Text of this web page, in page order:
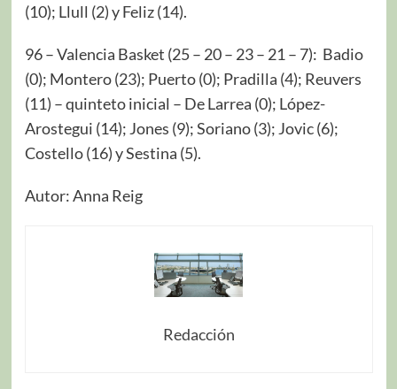
(10); Llull (2) y Feliz (14).
96 – Valencia Basket (25 – 20 – 23 – 21 – 7): Badio
(0); Montero (23); Puerto (0); Pradilla (4); Reuvers
(11) – quinteto inicial – De Larrea (0); López-
Arostegui (14); Jones (9); Soriano (3); Jovic (6);
Costello (16) y Sestina (5).
Autor: Anna Reig
Redacción